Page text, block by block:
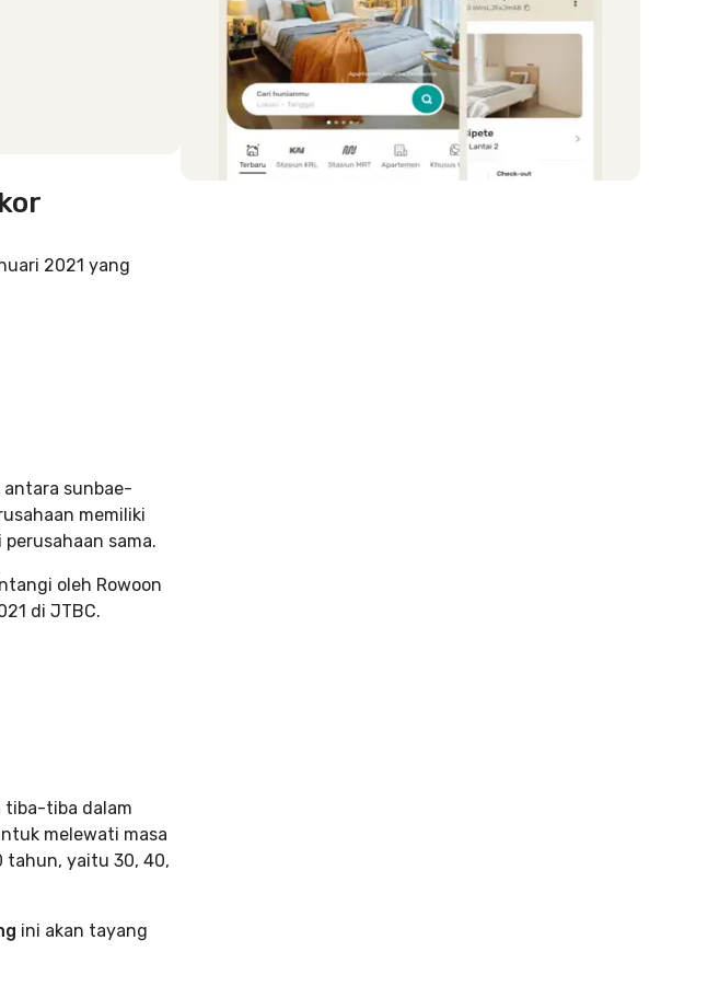
2021 yang
antara sunbae-
memiliki
sama.
oleh Rowoon
di JTBC.
tiba-tiba dalam
melewati masa
tahun, yaitu 30, 40,
ini akan tayang